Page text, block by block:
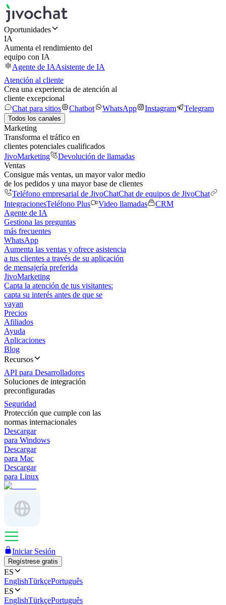
Oportunidades
IA
Aumenta el rendimiento del
equipo con IA
Agente de IAAsistente de IA
Atención al cliente
Crea una experiencia de atención al
cliente excepcional
Chat para sitios
Chatbot WhatsApp Instagram Telegram
Todos los canales
Marketing
Transforma el tráfico en
clientes potenciales cualificados
JivoMarketing
Devolución de llamadas
Ventas
Consigue más ventas, un mayor valor medio
de los pedidos y una mayor base de clientes
Teléfono empresarial de JivoChatChat de equipos de JivoChat
IntegracionesTeléfono Plus Video llamadas
CRM
Agente de IA
Gestiona las preguntas
más frecuentes
WhatsApp
Aumenta las ventas y ofrece asistencia
a tus clientes a través de su aplicación
de mensajería preferida
JivoMarketing
Capta la atención de tus visitantes:
capta su interés antes de que se
vayan
Precios
Afiliados
Ayuda
Aplicaciones
Blog
Recursos
API para Desarrolladores
Soluciones de integración
preconfiguradas
Seguridad
Protección que cumple con las
normas internacionales
Descargar
para Windows
Descargar
para Mac
Descargar
para Linux
Iniciar Sesión
Regístrese gratis
ES
EnglishTürkçePortuguês
ES
EnglishTürkçePortuguês